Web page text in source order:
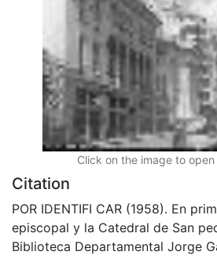
Click on the image to
Citation
POR IDENTIFI CAR (1958). En
episcopal y la Catedral de San
Biblioteca Departamental Jorge